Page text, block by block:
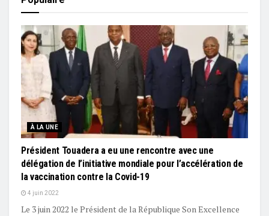
À LA UNE
Président Touadera a eu une rencontre avec une
délégation de l’initiative mondiale pour l’accélération de
la vaccination contre la Covid-19
4 juin 2022
Le 3 juin 2022 le Président de la République Son Excellence